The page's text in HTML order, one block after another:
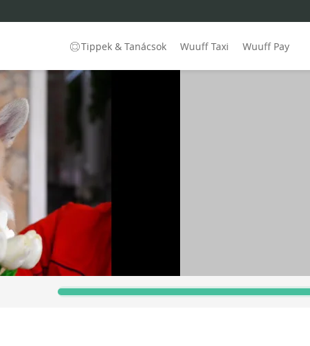
Tippek & Tanácsok Wuuff Taxi Wuuff Pay